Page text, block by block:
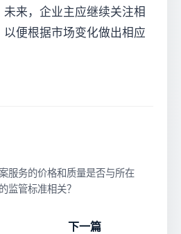
来，企业主应继续关注相
便根据市场变化做出相应
服务的价格和质量是否与所在
监管标准相关？
下一篇